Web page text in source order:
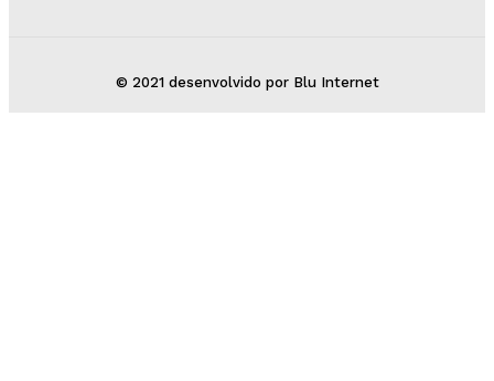
© 2021 desenvolvido por Blu Internet